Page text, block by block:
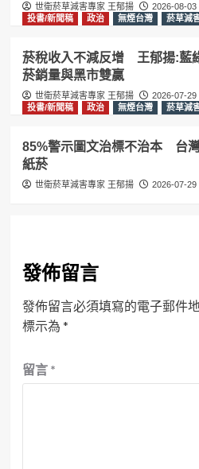
世衛菸草減害專家 王郁揚
2026-08-03
投書/新聞稿
政治 無煙台灣 菸草減
菸稅收入不減反增 王郁揚:藍
菸銷量與黑市雙贏
世衛菸草減害專家 王郁揚
2026-07-29
投書/新聞稿
政治 無煙台灣 菸草減
85%警示圖文治標不治本 台
紙菸
世衛菸草減害專家 王郁揚 2026-07-29
發佈留言
發佈留言必須填寫的電子郵件
標示為 *
留言 *